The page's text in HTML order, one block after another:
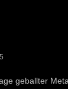
geballter